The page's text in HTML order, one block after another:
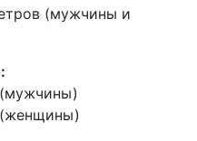
(мужчины и